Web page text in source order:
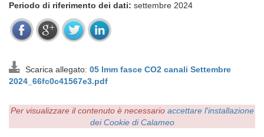
Periodo di riferimento dei dati: settembre 2024
Scarica allegato: 05 Imm fasce CO2 canali Settembre
2024_66fc0c41567e3.pdf
Per visualizzare il contenuto è necessario accettare l'installazione
dei Cookie di Calameo